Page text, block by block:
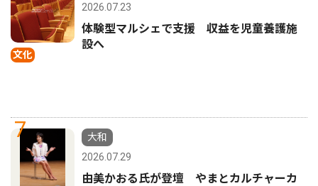
文化
2026.07.23
体験型マルシェで支援 収益を児童養護施
設へ
7
大和
2026.07.29
由美かおる氏が登壇 やまとカルチャーカ